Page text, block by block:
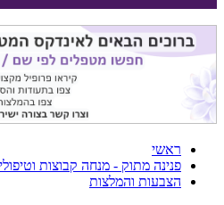
ראשי
פנינה מתוק - מנחה קבוצות
הצבעות והמלצות